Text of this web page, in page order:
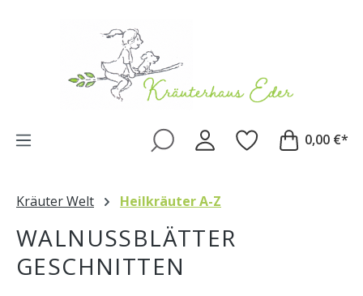
0,00 €*
Kräuter Welt Heilkräuter A-Z
WALNUSSBLÄTTER
GESCHNITTEN